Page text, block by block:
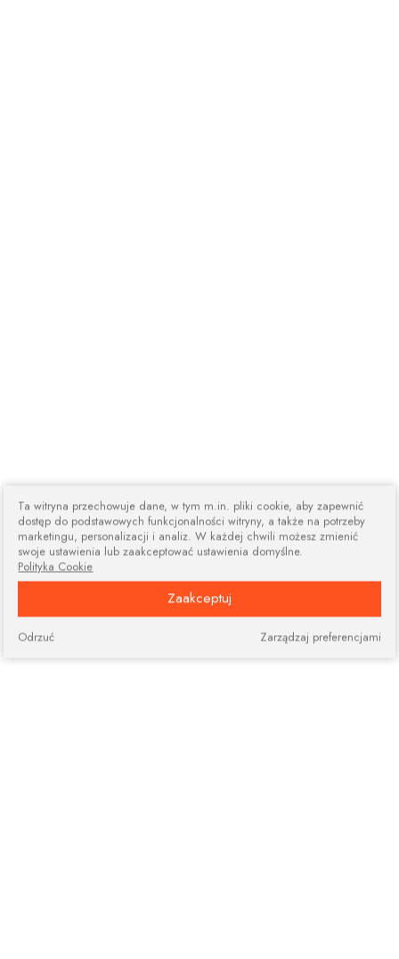
Ta witryna przechowuje dane, w tym m.in. pliki cookie, aby zapewnić
dostęp do podstawowych funkcjonalności witryny, a także na potrzeby
marketingu, personalizacji i analiz. W każdej chwili możesz zmienić
swoje ustawienia lub zaakceptować ustawienia domyślne.
Polityka Cookie
Zaakceptuj
Zarządzaj preferencjami
Odrzuć